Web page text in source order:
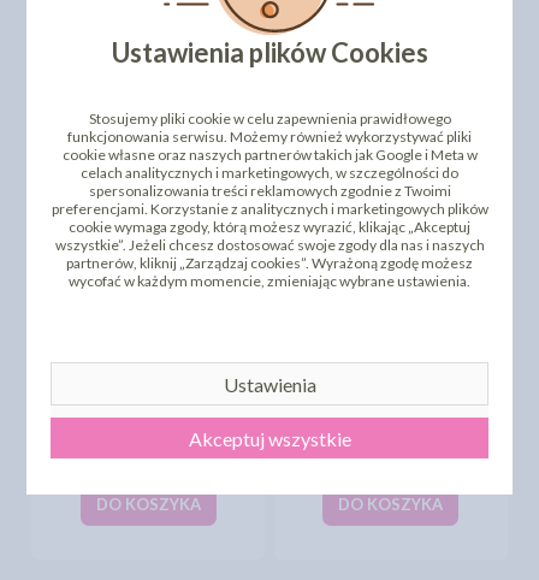
DODAJ SWOJĄ OPINIĘ
INNI KLIENCI KUPILI TEŻ
BŁYSZCZĄCA POSYPKA
CZEKOLADOWA - BIAŁA -
38,28 zł
DO KOSZYKA
FORMA SILIKONOWA
BUCIK WZ2
13,15 zł
DO KOSZYKA
Ustawienia plików Cookies
Stosujemy pliki cookie w celu zapewnienia prawidłowego
funkcjonowania serwisu. Możemy również wykorzystywać pliki
cookie własne oraz naszych partnerów takich jak Google i Meta w
celach analitycznych i marketingowych, w szczególności do
spersonalizowania treści reklamowych zgodnie z Twoimi
preferencjami. Korzystanie z analitycznych i marketingowych plików
cookie wymaga zgody, którą możesz wyrazić, klikając „Akceptuj
wszystkie”. Jeżeli chcesz dostosować swoje zgody dla nas i naszych
partnerów, kliknij „Zarządzaj cookies”. Wyrażoną zgodę możesz
wycofać w każdym momencie, zmieniając wybrane ustawienia.
Ustawienia
Akceptuj wszystkie